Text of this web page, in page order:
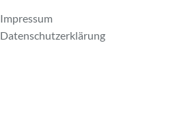
Impressum
Datenschutzerklärung